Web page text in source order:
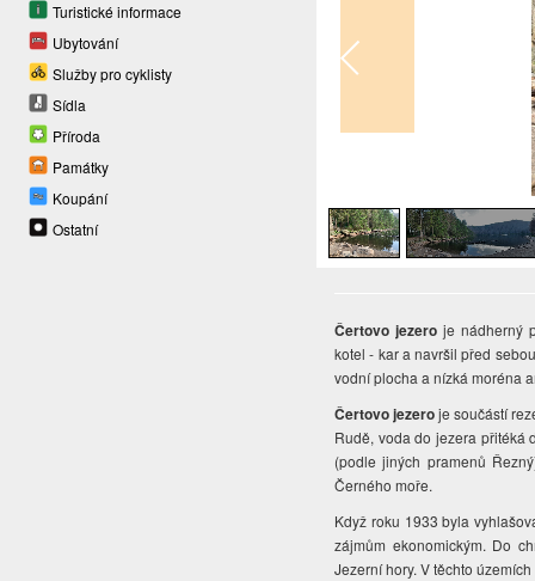
Turistické informace
Ubytování
Služby pro cyklisty
Sídla
Příroda
Památky
Koupání
Ostatní
Čertovo jezero je nádherný
kotel - kar a navršil před
vodní plocha a nízká moréna
Čertovo jezeroje součástí
Rudě, voda do jezera přitéká
(podle jiných pramenů
Černého moře.
Když roku 1933 byla
zájmům ekonomickým. Do
Jezerní hory. V těchto